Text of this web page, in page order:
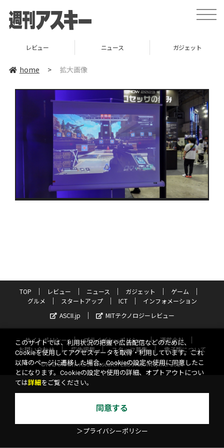
toggle
レビュー ニュース ガジェット
home > 拡大画像
TOP レビュー ニュース ガジェット
ゲーム
グルメ
スタートアップ ICT
インフォメーション
ASCII.jp
MITテクノロジーレビュー
サイトポリシー プライバシーポリシー
運営会社
お問い合わせ
広告掲載 スタッフ募集
電子版について
©KADOKAWA ASCII Research Laboratories, Inc. 2026
このサイトでは、利用状況の把握や広告配信などのために、
Cookieを使用してアクセスデータを取得・利用しています。これ
以降のページに遷移した場合、Cookieの設定や使用に同意したこ
とになります。Cookieの設定や使用の詳細、オプトアウトについ
ては詳細 をご覧ください。
同意する
＞プライバシーポリシー